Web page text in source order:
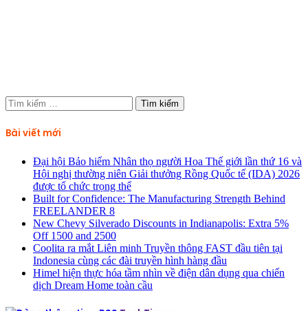
Tìm
kiếm
cho:
Bài viết mới
Đại hội Bảo hiểm Nhân thọ người Hoa Thế giới lần thứ 16 và
Hội nghị thường niên Giải thưởng Rồng Quốc tế (IDA) 2026
được tổ chức trọng thể
Built for Confidence: The Manufacturing Strength Behind
FREELANDER 8
New Chevy Silverado Discounts in Indianapolis: Extra 5%
Off 1500 and 2500
Coolita ra mắt Liên minh Truyền thông FAST đầu tiên tại
Indonesia cùng các đài truyền hình hàng đầu
Himel hiện thực hóa tầm nhìn về điện dân dụng qua chiến
dịch Dream Home toàn cầu